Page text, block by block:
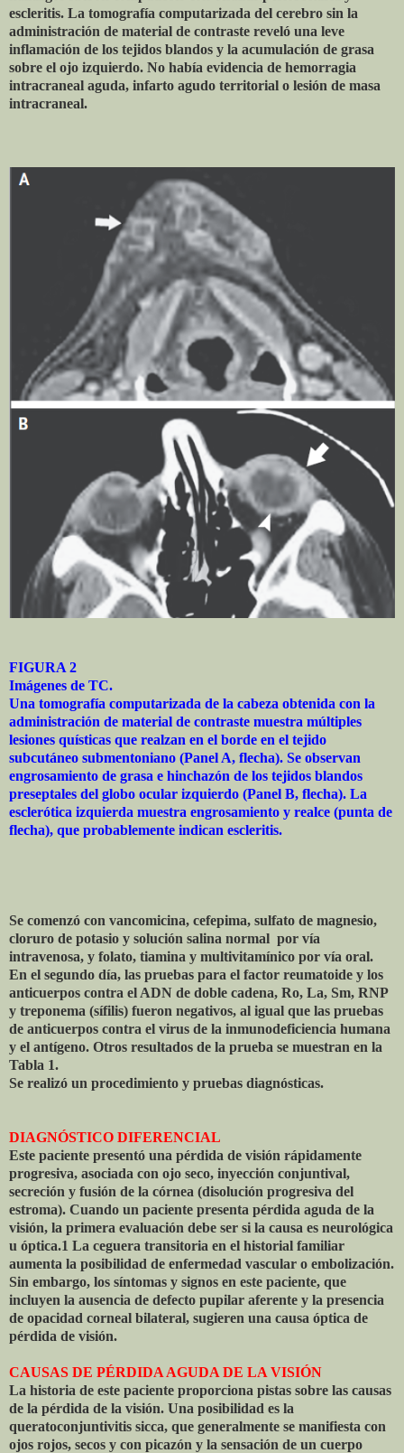
escleritis. La tomografía computarizada del cerebro sin la
administración de material de contraste reveló una leve
inflamación de los tejidos blandos y la acumulación de grasa
sobre el ojo izquierdo. No había evidencia de hemorragia
intracraneal aguda, infarto agudo territorial o lesión de masa
intracraneal.
FIGURA 2
Imágenes de TC.
Una tomografía computarizada de la cabeza obtenida con la
administración de material de contraste muestra múltiples
lesiones quísticas que realzan en el borde en el tejido
subcutáneo submentoniano (Panel A, flecha). Se observan
engrosamiento de grasa e hinchazón de los tejidos blandos
preseptales del globo ocular izquierdo (Panel B, flecha). La
esclerótica izquierda muestra engrosamiento y realce (punta de
flecha), que probablemente indican escleritis.
Se comenzó con vancomicina, cefepima, sulfato de magnesio,
cloruro de potasio y solución salina normal por vía
intravenosa, y folato, tiamina y multivitamínico por vía oral.
En el segundo día, las pruebas para el factor reumatoide y los
anticuerpos contra el ADN de doble cadena, Ro, La, Sm, RNP
y treponema (sífilis) fueron negativos, al igual que las pruebas
de anticuerpos contra el virus de la inmunodeficiencia humana
y el antígeno. Otros resultados de la prueba se muestran en la
Tabla 1.
Se realizó un procedimiento y pruebas diagnósticas.
DIAGNÓSTICO DIFERENCIAL
Este paciente presentó una pérdida de visión rápidamente
progresiva, asociada con ojo seco, inyección conjuntival,
secreción y fusión de la córnea (disolución progresiva del
estroma). Cuando un paciente presenta pérdida aguda de la
visión, la primera evaluación debe ser si la causa es neurológica
u óptica.1 La ceguera transitoria en el historial familiar
aumenta la posibilidad de enfermedad vascular o embolización.
Sin embargo, los síntomas y signos en este paciente, que
incluyen la ausencia de defecto pupilar aferente y la presencia
de opacidad corneal bilateral, sugieren una causa óptica de
pérdida de visión.
CAUSAS DE PÉRDIDA AGUDA DE LA VISIÓN
La historia de este paciente proporciona pistas sobre las causas
de la pérdida de la visión. Una posibilidad es la
queratoconjuntivitis sicca, que generalmente se manifiesta con
ojos rojos, secos y con picazón y la sensación de un cuerpo